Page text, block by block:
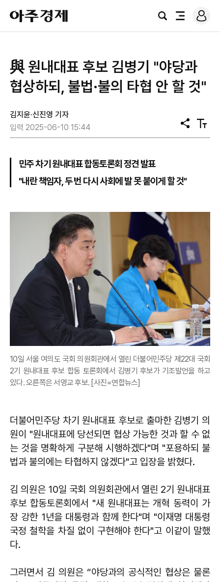
아
주
경
검
전
로
그
與 원내대표 후보 김병기 "야당과
협상하되, 불법·불의 타협 안 할 것"
김지윤·신진영 기자
입력 2025-06-10 15:44
공
유
텍
스
민주 차기 원내대표 합동토론회 정견 발표
"내란 책임자, 두 번 다시 사회에 발 못 붙이게 할 것"
10일 서울 여의도 국회 의원회관에서 열린 더불어민주당 제22대 국회
2기 원내대표 후보 합동 토론회에서 김병기 후보가 기조발언을 하고
있다. 오른쪽은 서영교 후보. [사진=연합뉴스]
더불어민주당 차기 원내대표 후보로 출마한 김병기 의
원이 "원내대표에 당선되면 협상 가능한 것과 할 수 없
는 것을 명확하게 구분해 시행하겠다"며 "포용하되 불
법과 불의에는 타협하지 않겠다"고 입장을 밝혔다.
김 의원은 10일 국회 의원회관에서 열린 2기 원내대표
후보 합동토론회에서 "새 원내대표는 개혁 동력이 가
장 강한 1년을 대통령과 함께 한다"며 "이재명 대통령
국정 철학을 차질 없이 구현해야 한다"고 이같이 말했
다.
그러면서 김 의원은 “야당과의 공식적인 협상은 물론